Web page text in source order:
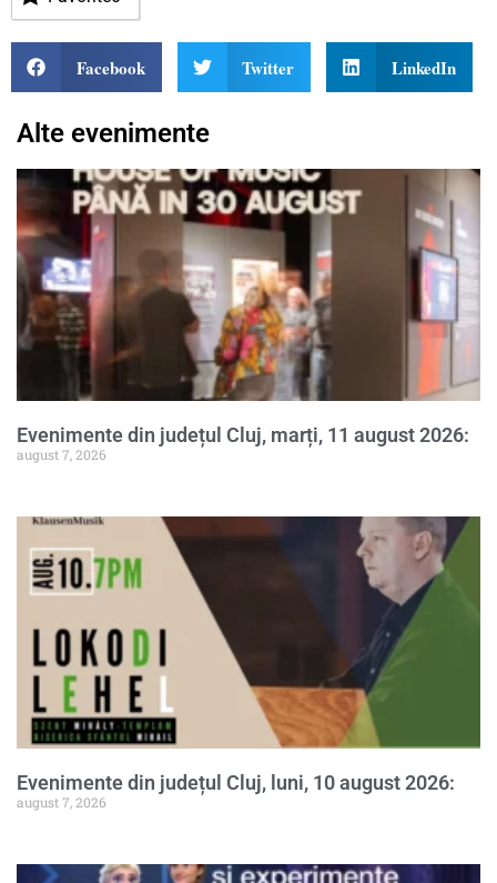
Facebook Twitter LinkedIn
Alte evenimente
Evenimente din județul Cluj, marți, 11 august 2026:
august 7, 2026
Evenimente din județul Cluj, luni, 10 august 2026:
august 7, 2026